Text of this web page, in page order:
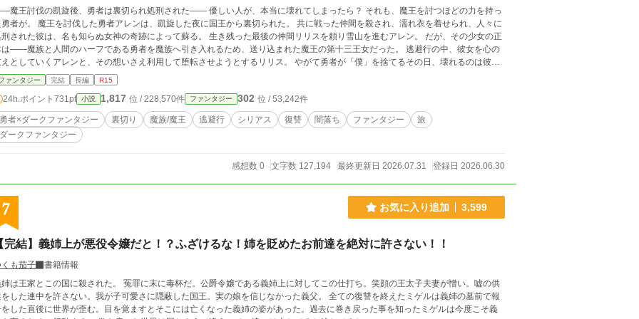
討伐の凱旋後、勇者は裏切られ処刑された―― 優しい人が、本当に壊れてしまったら？ それも、魔王を討つほどの力を持っ
勇者アレンは、凱旋した夜に国王から裏切られた。 共に戦った仲間を殺され、濡れ衣を着せられ、人々に
された彼は、名も知らぬ女神の奇跡によって蘇る。 生き残った最後の仲間リリスを頼り雪山を進むアレン。 だが、その少女の正
は――魔族と人間のハーフである勇者を魔族へ引き入れるため、送り込まれた魔王の第十三王女だった。 逃避行の中、彼女を心の
としていくアレンと、その想いさえ利用して堕転させようとするリリス。 やがて勇者が「僕」を捨てるその日、壊れるのは彼だ
ではなかった――。
ァンタジー 完結 長編 R15
24h.ポイント 731pt 小説 1,817 位 / 228,570件 ファンタジー 302 位 / 53,242件
勇者×ダークファンタジー 裏切り 魔族/魔王 逃避行 シリアス 復讐 闇落ち ファンタジー
旅
ダークファンタジー
感想数 0 文字数 127,194 最終更新日 2026.07.31 登録日 2026.06.30
7 お気に入り追加 3,599
完結】義姉上が悪役令嬢だと！？ふざけるな！姉を貶めたお前達を絶対に許さない！！
も茄子
書籍情報
は王家とこの国に殺された。 冤罪に末に毒杯だ。公爵令嬢である義姉上に対してこの仕打ち。笑顔の王太子夫妻が憎い。嘘の供
した連中を許さない。我が子可愛さに隠蔽した国王。実の娘を信じなかった義父。 全ての復讐を終えたミゲルは義姉の墓前で報
した直後に世界が歪む。目を覚ますとそこには亡くなった義姉の姿があった。過去に巻き戻った事を知ったミゲルは今度こそ義